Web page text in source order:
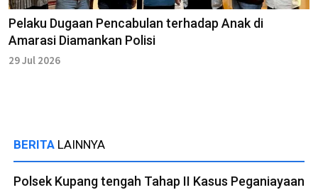
Pelaku Dugaan Pencabulan terhadap Anak di
Amarasi Diamankan Polisi
29 Jul 2026
BERITA LAINNYA
Polsek Kupang tengah Tahap II Kasus Peganiayaan